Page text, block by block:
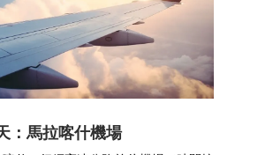
：馬拉喀什機場